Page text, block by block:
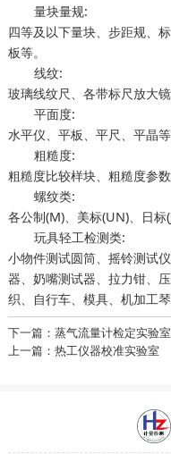
量块量规:
四等及以下量块、步距规、
板等。
线纹:
玻璃线纹尺、各带标尺放大
平面度:
水平仪、平板、平尺、平晶等
粗糙度:
粗糙度比较样块、粗糙度参数
螺纹类:
各公制(M)、美标(UN)、日标
玩具轻工检测类:
小物件测试圆筒、摇铃测试
器、奶嘴测试器、拉力钳、
织、自行车、模具、机加工
下一篇：蒸气流量计检定实验室
上一篇：热工仪器校准实验室